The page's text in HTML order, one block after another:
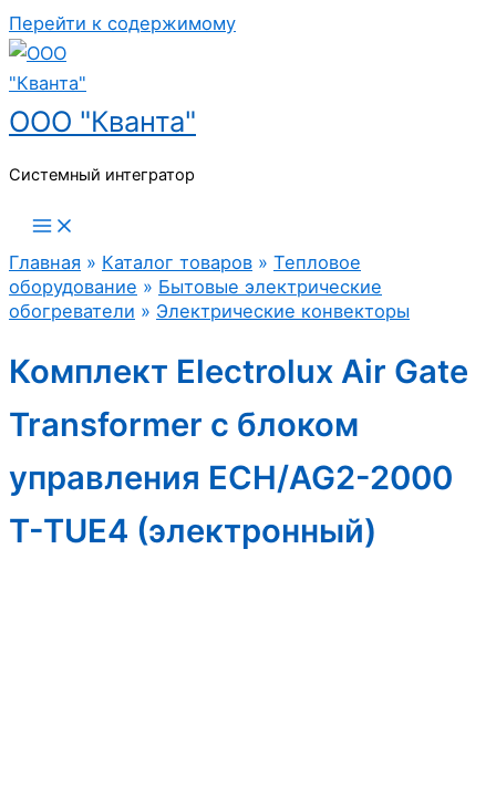
Перейти к содержимому
ООО "Кванта"
Системный интегратор
Главная » Каталог товаров » Тепловое
оборудование » Бытовые электрические
обогреватели » Электрические конвекторы
Комплект Electrolux Air Gate
Transformer с блоком
управления ECH/AG2-2000
T-TUE4 (электронный)